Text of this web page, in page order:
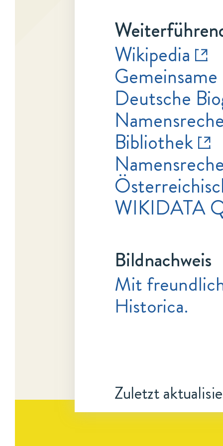
Wikipedia
Deutsche
Bibliothek
WIKIDATA
Bildnachweis
Mit
Historica.
Zuletzt